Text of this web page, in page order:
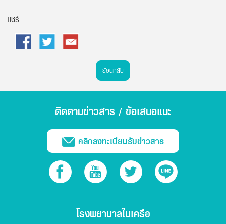
แชร์
FacebookTwitter Email
ย้อนกลับ
ติดตามข่าวสาร / ข้อเสนอแนะ
คลิกลงทะเบียนรับข่าวสาร
โรงพยาบาลในเครือ